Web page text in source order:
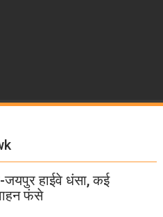
जयपुर हाईवे धंसा, कई
फंसे